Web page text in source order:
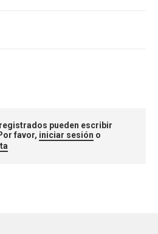
pueden escribir
favor, iniciar sesión o